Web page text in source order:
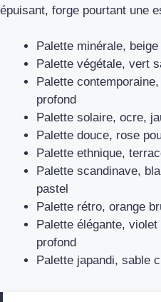
épuisant, forge pourtant une
Palette minérale,
Palette végétale, vert
Palette
profond
Palette solaire, ocre,
Palette douce, rose
Palette ethnique,
Palette scandinave,
pastel
Palette rétro, orange
Palette élégante,
profond
Palette japandi, sable